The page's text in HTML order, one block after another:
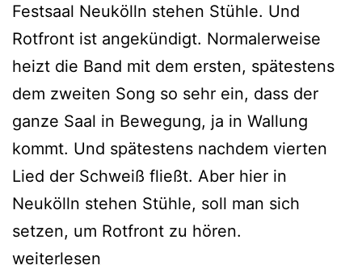
Festsaal Neukölln stehen Stühle. Und
Rotfront ist angekündigt. Normalerweise
heizt die Band mit dem ersten, spätestens
dem zweiten Song so sehr ein, dass der
ganze Saal in Bewegung, ja in Wallung
kommt. Und spätestens nachdem vierten
Lied der Schweiß fließt. Aber hier in
Neukölln stehen Stühle, soll man sich
setzen, um Rotfront zu hören.
Kaminer
weiterlesen